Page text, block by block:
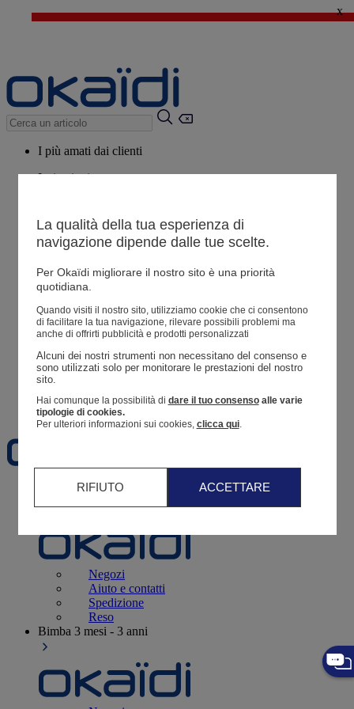
🔥SALDI : Ancora più prodotti fino al -60%*>
x
I più amati dai clienti
Ispirazioni
Potrebbero piacerti anche
Tutti i prodotti
Resoconto di un ordine
Preferiti
3 - 12 mesi
Negozi
Aiuto e contatti
Spedizione
Reso
Bimba 3 mesi - 3 anni
La qualità della tua esperienza di
navigazione dipende dalle tue scelte.
Per Okaïdi migliorare il nostro sito è una priorità
quotidiana.
Quando visiti il ​​nostro sito, utilizziamo cookie che ci consentono
di facilitare la tua navigazione, rilevare possibili problemi ma
anche di offrirti pubblicità e prodotti personalizzati
Alcuni dei nostri strumenti non necessitano del consenso e
sono utilizzati solo per monitorare le prestazioni del nostro
sito.
Hai comunque la possibilità di dare il tuo consensoalle varie
tipologie di cookies.
Per ulteriori informazioni sui cookies, clicca qui.
RIFIUTO ACCETTARE